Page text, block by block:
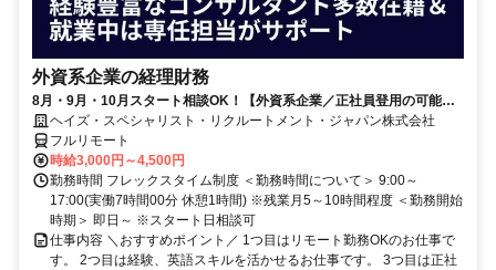
外資系企業の経理財務
8月・9月・10月スタート相談OK！【外資系企業／正社員登用の可能性
大／700万～800万／リモート勤務OK】経理財務
ヘイズ・スペシャリスト・リクルートメント・ジャパン株式会社
フルリモート
時給3,000円～4,500円
勤務時間 フレックスタイム制度 ＜勤務時間について＞ 9:00～
17:00(実働7時間00分 休憩1時間) ※残業月5～10時間程度 ＜勤務開始
時期＞ 即日～ ※スタート日相談可
仕事内容 ＼おすすめポイント／ 1つ目はリモート勤務OKのお仕事で
す。 2つ目は経験、英語スキルを活かせるお仕事です。 3つ目は正社